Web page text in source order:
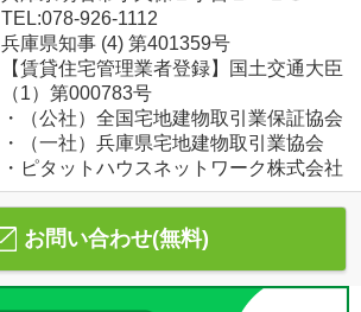
TEL:078-926-1112
兵庫県知事 (4) 第401359号
【賃貸住宅管理業者登録】国土交通大臣
（1）第000783号
・（公社）全国宅地建物取引業保証協会
・（一社）兵庫県宅地建物取引業協会
・ピタットハウスネットワーク株式会社
お問い合わせ(無料)